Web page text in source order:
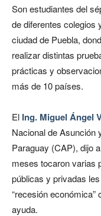
Son estudiantes del
de diferentes colegios
ciudad de Puebla,
realizar distintas
prácticas y
más de 10 países.
El Ing. Miguel Ángel
Nacional de Asunción
Paraguay (CAP), dijo a
meses tocaron varias
públicas y privadas
“recesión
ayuda.